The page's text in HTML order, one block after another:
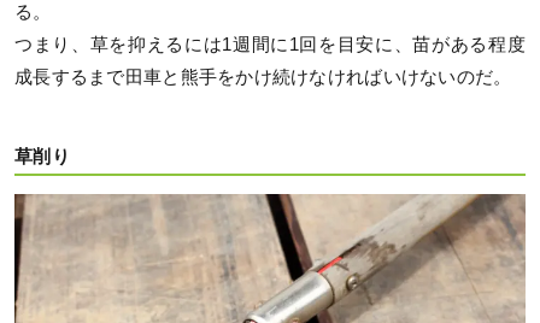
る。
つまり、草を抑えるには1週間に1回を目安に、苗がある程度
成長するまで田車と熊手をかけ続けなければいけないのだ。
草削り